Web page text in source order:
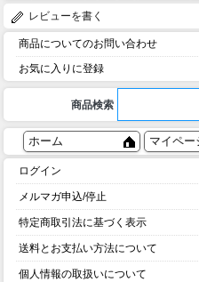
レビューを書く
商品についてのお問い合わせ
お気に入りに登録
商品検索
ホーム マイペー
ログイン
メルマガ申込/停止
特定商取引法に基づく表示
送料とお支払い方法について
個人情報の取扱いについて